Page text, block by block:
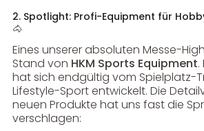
2. Spotlight: Profi-Equipment für
🐴
Eines unserer absoluten Messe-
Stand von HKM Sports Equipment
hat sich endgültig vom Spielplatz-
Lifestyle-Sport entwickelt. Die
neuen Produkte hat uns fast die
verschlagen: